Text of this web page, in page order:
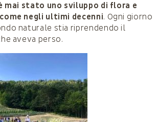
mai stato uno sviluppo di flora e
negli ultimi decenni. Ogni giorno
naturale stia riprendendo il
aveva perso.